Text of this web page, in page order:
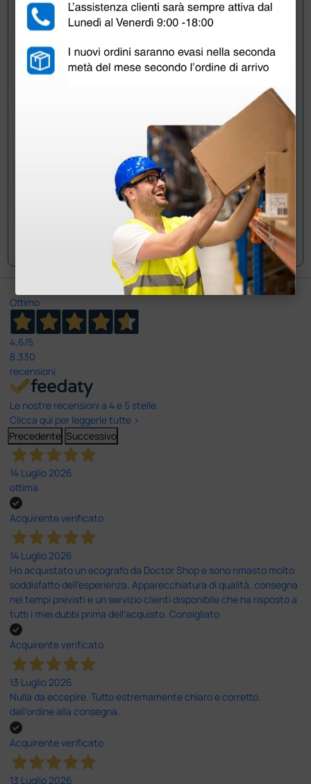
DOMANDA
Buongiorno, potrei sapere se la calzata è
grande o regolare? Calzo 38 e sono indecisa
- 03/09/2020
Gentile cliente, la calzata è regolare. Ad ogni
modo qualora fosse necessario potrà esercitare
il diritto di recesso e restituire il prodotto entro
14 giorni dalla sua ricezione. Cordiali saluti
Ottimo
4,6/5
8.330
recensioni
Le nostre recensioni a 4 e 5 stelle.
Clicca qui per leggerle tutte >
Precedente Successivo
14 Luglio 2026
ottima
Acquirente verificato
14 Luglio 2026
Ho acquistato un ecografo da Doctor Shop e sono rimasto molto
soddisfatto dell'esperienza. Apparecchiatura di qualità, consegna
nei tempi previsti e un servizio clienti disponibile che ha risposto a
tutti i miei dubbi prima dell'acquisto. Consigliato
Acquirente verificato
13 Luglio 2026
Nulla da eccepire. Tutto estremamente chiaro e corretto,
dall’ordine alla consegna.
Acquirente verificato
13 Luglio 2026